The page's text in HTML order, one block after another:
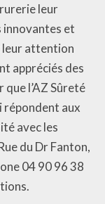
leur
et
leur attention
appréciés des
que l’AZ Sûreté
répondent aux
avec les
du Dr Fanton,
04 90 96 38